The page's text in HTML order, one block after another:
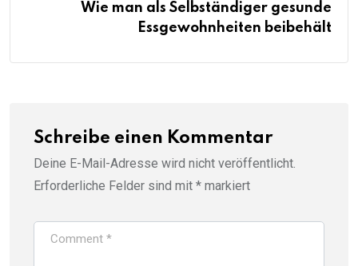
Wie man als Selbständiger gesunde
Essgewohnheiten beibehält
Schreibe einen Kommentar
Deine E-Mail-Adresse wird nicht veröffentlicht.
Erforderliche Felder sind mit * markiert